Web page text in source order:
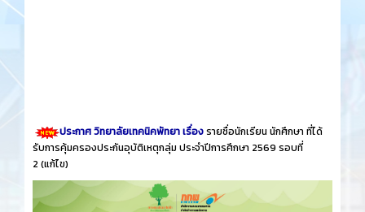
ประกาศ วิทยาลัยเทคนิคพัทยา เรื่องรายชื่อนักเรียน นักศึกษา ที่ได้
รับการคุ้มครองประกันอุบัติเหตุกลุ่ม ประจำปีการศึกษา 2569 รอบที่
2 (แก้ไข)